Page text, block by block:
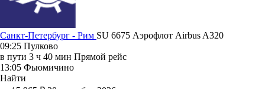
Санкт-Петербург - Рим SU 6675 Аэрофлот Airbus A320
09:25 Пулково
в пути 3 ч 40 мин Прямой рейс
13:05 Фьюмичино
Найти